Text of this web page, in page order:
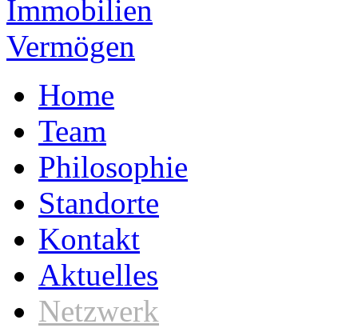
Immobilien
Vermögen
Home
Team
Philosophie
Standorte
Kontakt
Aktuelles
Netzwerk